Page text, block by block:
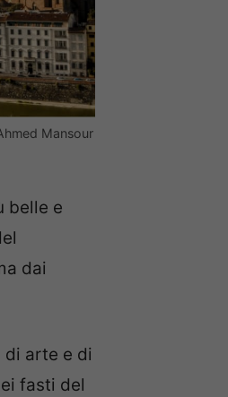
Mansour
belle e
dai
arte e di
fasti del